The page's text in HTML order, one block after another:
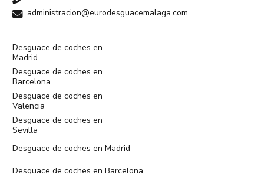
administracion@eurodesguacemalaga.com
Desguace de coches en
Madrid
Desguace de coches en
Barcelona
Desguace de coches en
Valencia
Desguace de coches en
Sevilla
Desguace de coches en Madrid
Desguace de coches en Barcelona